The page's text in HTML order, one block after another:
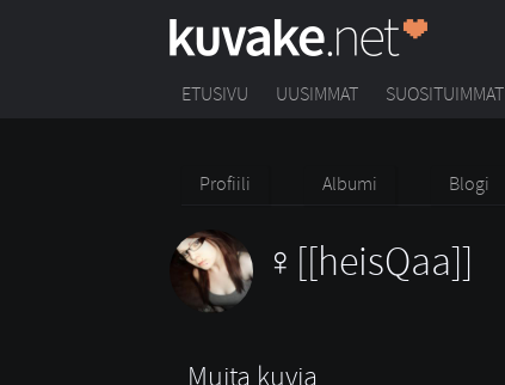
ETUSIVU UUSIMMAT SUOSITUIMMAT
Profiili Albumi Blogi
[[heisQaa]]
Muita kuvia